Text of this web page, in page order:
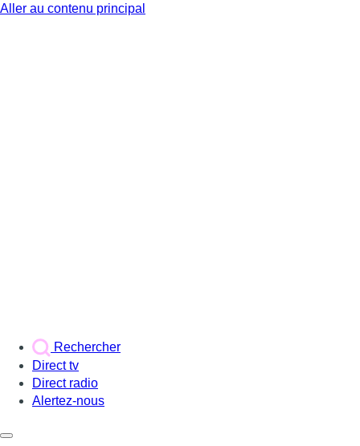
Aller au contenu principal
Rechercher
Direct tv
Direct radio
Alertez-nous